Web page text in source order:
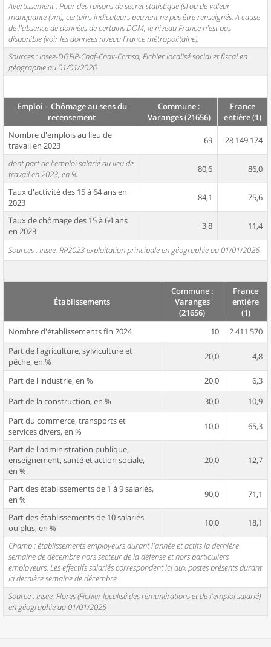
Avertissement : Pour des raisons de secret statistique (s) ou de valeur
manquante (vm), certains indicateurs peuvent ne pas être renseignés. À cause
de l'absence de données de certains DOM, le niveau France n'est pas
disponible (voir les données niveau France métropolitaine).
Sources : Insee-DGFiP-Cnaf-Cnav-Ccmsa, Fichier localisé social et fiscal en
géographie au 01/01/2026
Emploi – Chômage au sens du
recensement
Commune :
Varanges (21656)
France
entière (1)
Nombre d'emplois au lieu de
travail en 2023
69 28 149 174
dont part de l'emploi salarié au lieu de
travail en 2023, en %
80,6 86,0
Taux d'activité des 15 à 64 ans en
2023
84,1 75,6
Taux de chômage des 15 à 64 ans
en 2023
3,8 11,4
Sources : Insee, RP2023 exploitation principale en géographie au 01/01/2026
Établissements
Commune :
Varanges
(21656)
France
entière
(1)
Nombre d'établissements fin 2024
10
2 411 570
Part de l'agriculture, sylviculture et
pêche, en %
20,0 4,8
Part de l'industrie, en % 20,0
6,3
Part de la construction, en %
30,0
10,9
Part du commerce, transports et
services divers, en %
10,0 65,3
Part de l'administration publique,
enseignement, santé et action sociale,
en %
20,0 12,7
Part des établissements de 1 à 9 salariés,
en %
90,0 71,1
Part des établissements de 10 salariés
ou plus, en %
10,0 18,1
Champ : établissements employeurs durant l'année et actifs la dernière
semaine de décembre hors secteur de la défense et hors particuliers
employeurs. Les effectifs salariés correspondent ici aux postes présents durant
la dernière semaine de décembre.
Source : Insee, Flores (Fichier localisé des rémunérations et de l'emploi salarié)
en géographie au 01/01/2025